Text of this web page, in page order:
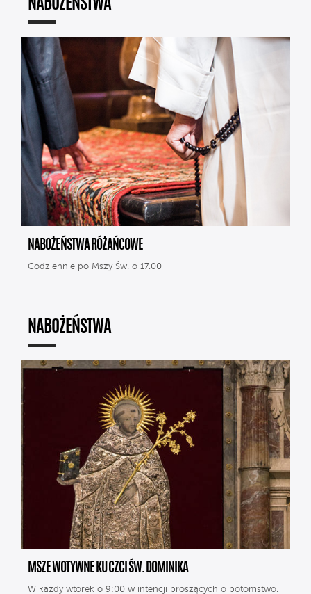
NABOŻEŃSTWA
NABOŻEŃSTWA RÓŻAŃCOWE
Codziennie po Mszy Św. o 17.00
NABOŻEŃSTWA
MSZE WOTYWNE KU CZCI ŚW. DOMINIKA
W każdy wtorek o 9:00 w intencji proszących o potomstwo.